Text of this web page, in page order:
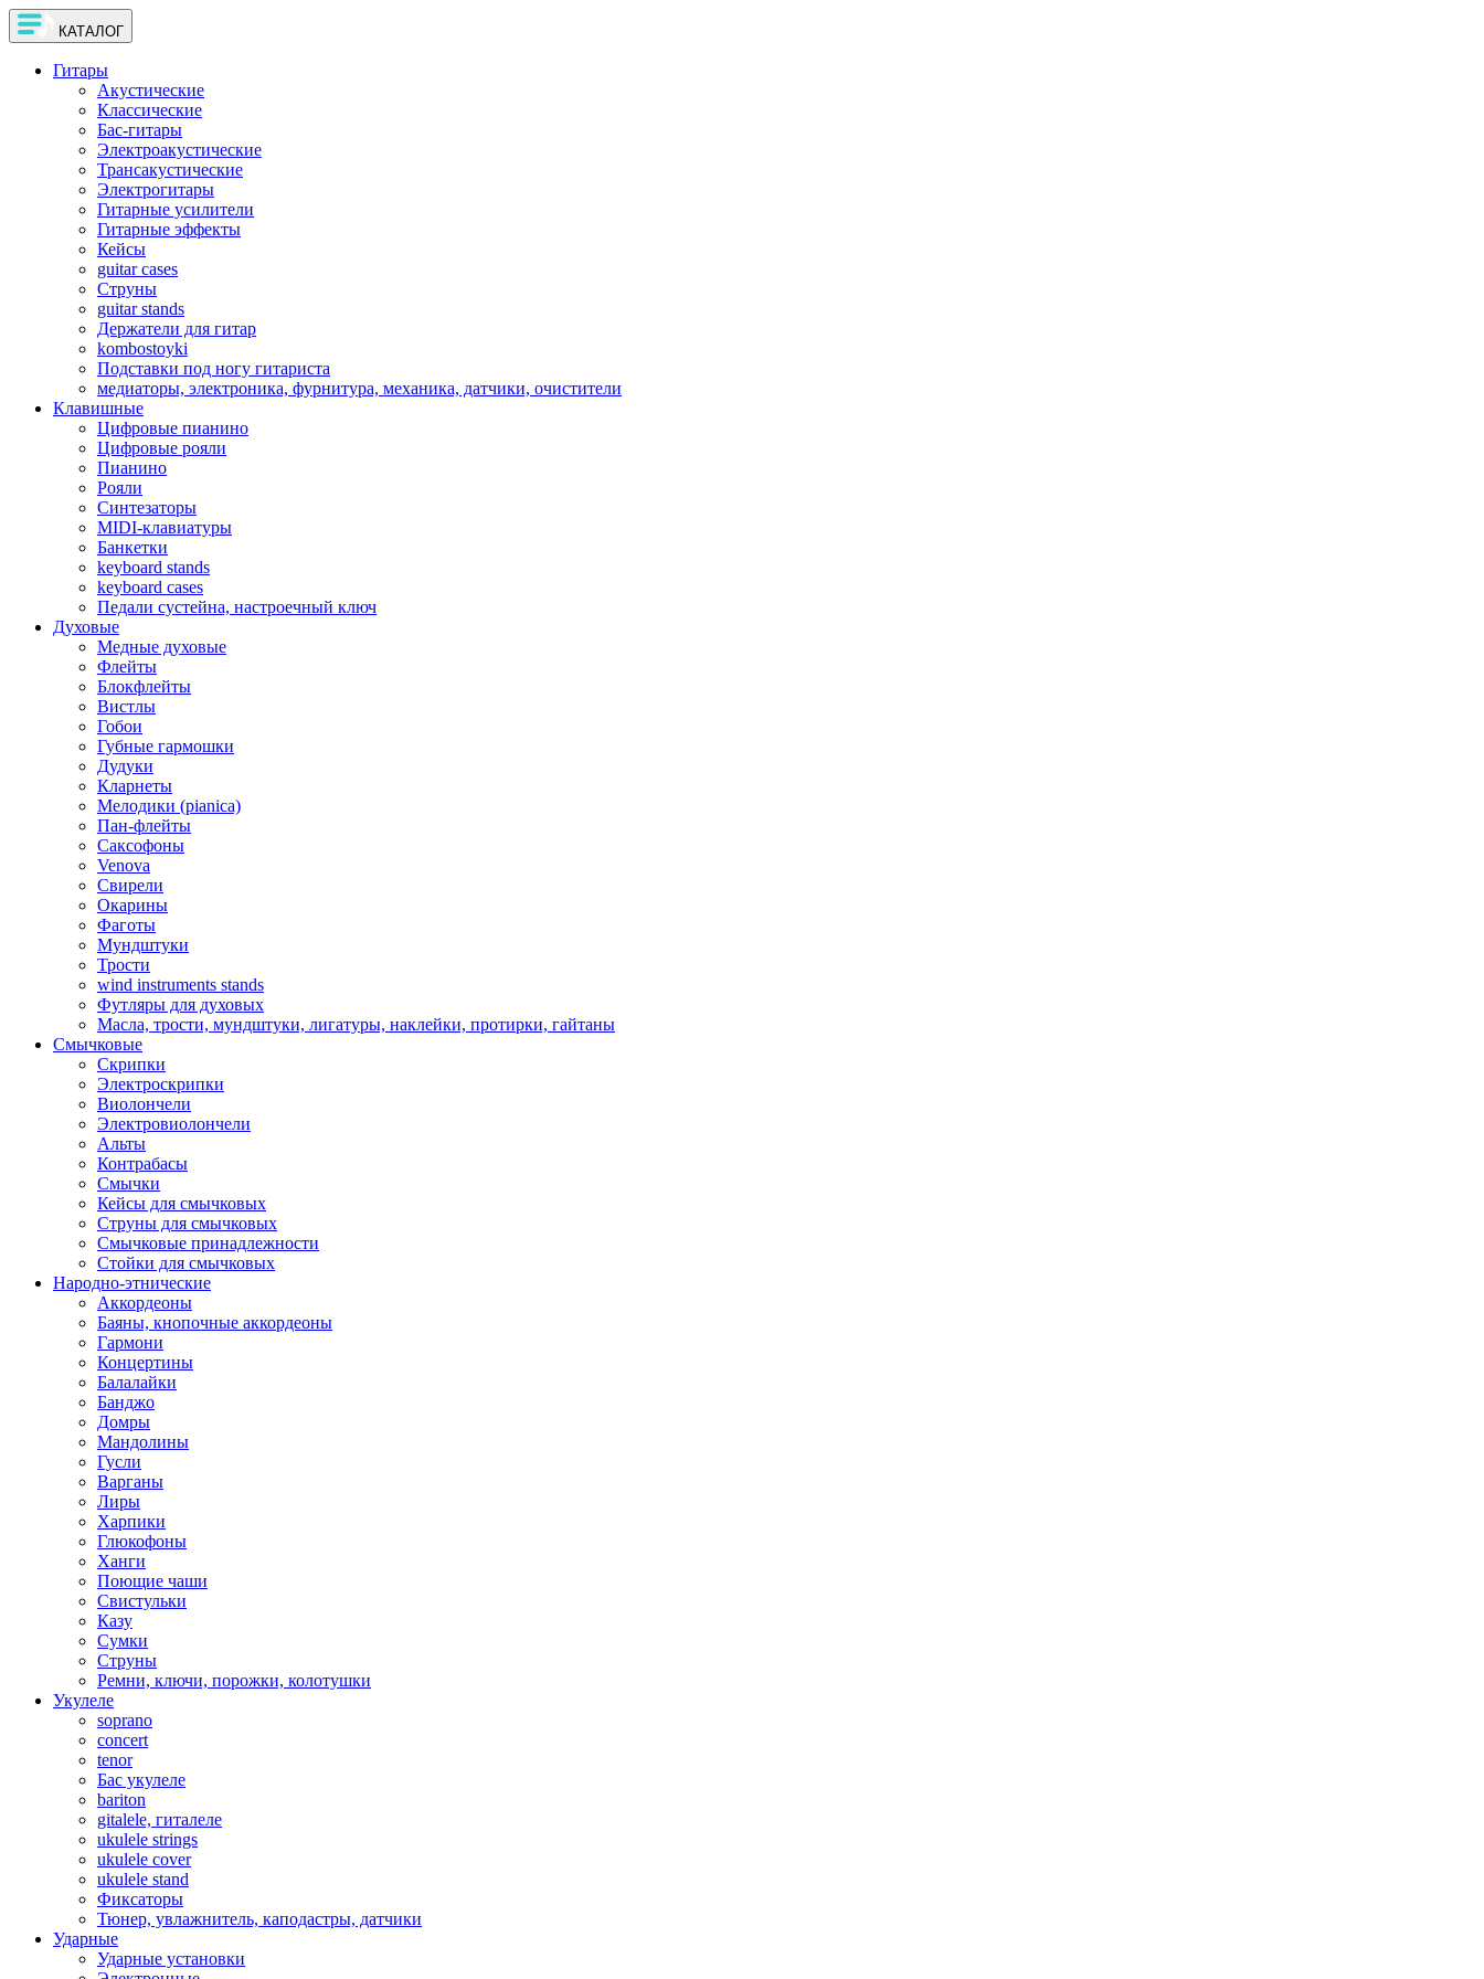
КАТАЛОГ
Гитары
Акустические
Классические
Бас-гитары
Электроакустические
Трансакустические
Электрогитары
Гитарные усилители
Гитарные эффекты
Кейсы
guitar cases
Струны
guitar stands
Держатели для гитар
kombostoyki
Подставки под ногу гитариста
медиаторы, электроника, фурнитура, механика, датчики, очистители
Клавишные
Цифровые пианино
Цифровые рояли
Пианино
Рояли
Синтезаторы
MIDI-клавиатуры
Банкетки
keyboard stands
keyboard cases
Педали сустейна, настроечный ключ
Духовые
Медные духовые
Флейты
Блокфлейты
Вистлы
Гобои
Губные гармошки
Дудуки
Кларнеты
Мелодики (pianica)
Пан-флейты
Саксофоны
Venova
Свирели
Окарины
Фаготы
Мундштуки
Трости
wind instruments stands
Футляры для духовых
Масла, трости, мундштуки, лигатуры, наклейки, протирки, гайтаны
Смычковые
Скрипки
Электроскрипки
Виолончели
Электровиолончели
Альты
Контрабасы
Смычки
Кейсы для смычковых
Струны для смычковых
Смычковые принадлежности
Стойки для смычковых
Народно-этнические
Аккордеоны
Баяны, кнопочные аккордеоны
Гармони
Концертины
Балалайки
Банджо
Домры
Мандолины
Гусли
Варганы
Лиры
Харпики
Глюкофоны
Ханги
Поющие чаши
Свистульки
Казу
Сумки
Струны
Ремни, ключи, порожки, колотушки
Укулеле
soprano
concert
tenor
Бас укулеле
bariton
gitalele, гиталеле
ukulele strings
ukulele cover
ukulele stand
Фиксаторы
Тюнер, увлажнитель, каподастры, датчики
Ударные
Ударные установки